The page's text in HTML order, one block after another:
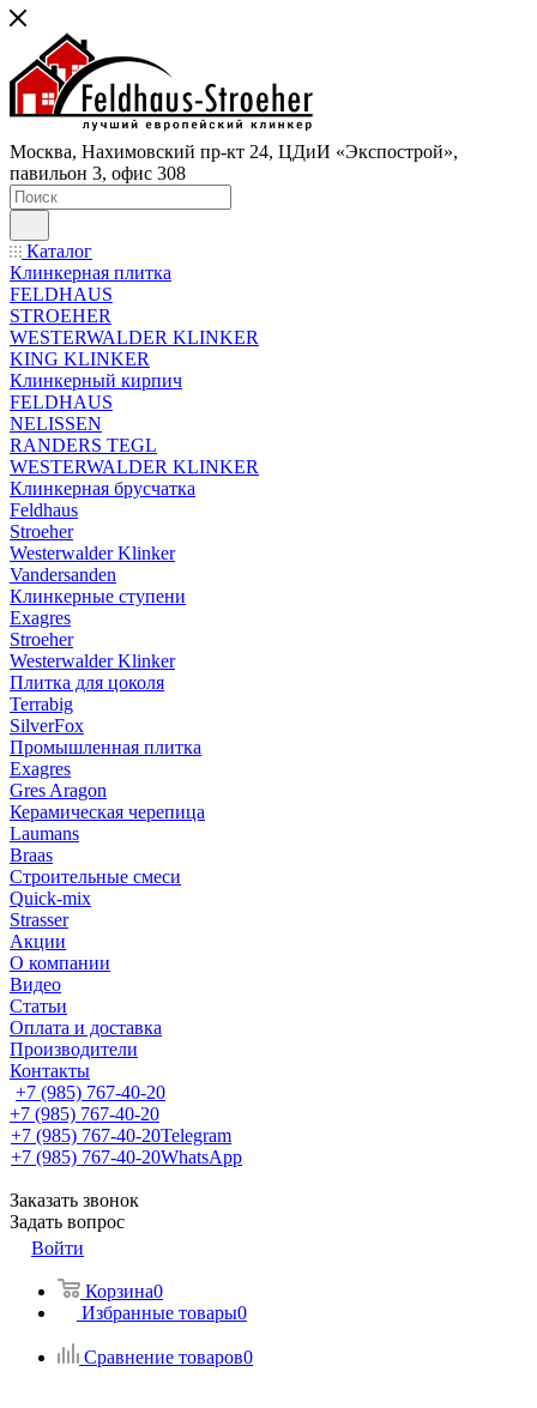
Москва, Нахимовский пр-кт 24, ЦДиИ «Экспострой»,
павильон 3, офис 308
Каталог
Клинкерная плитка
FELDHAUS
STROEHER
WESTERWALDER KLINKER
KING KLINKER
Клинкерный кирпич
FELDHAUS
NELISSEN
RANDERS TEGL
WESTERWALDER KLINKER
Клинкерная брусчатка
Feldhaus
Stroeher
Westerwalder Klinker
Vandersanden
Клинкерные ступени
Exagres
Stroeher
Westerwalder Klinker
Плитка для цоколя
Terrabig
SilverFox
Промышленная плитка
Exagres
Gres Aragon
Керамическая черепица
Laumans
Braas
Строительные смеси
Quick-mix
Strasser
Акции
О компании
Видео
Статьи
Оплата и доставка
Производители
Контакты
+7 (985) 767-40-20
+7 (985) 767-40-20
+7 (985) 767-40-20Telegram
+7 (985) 767-40-20WhatsApp
Заказать звонок
Задать вопрос
Войти
Корзина0
Избранные товары0
Сравнение товаров0